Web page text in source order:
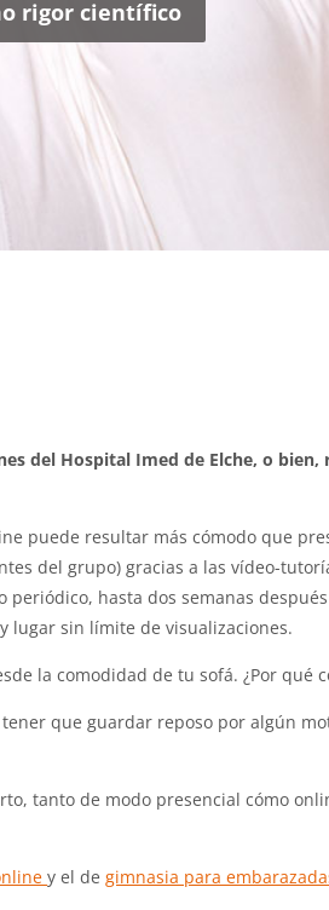
rigor científico
del Hospital Imed de Elche, o
puede resultar más cómodo que
del grupo) gracias a las vídeo-
hasta dos semanas
lugar sin límite de visualizaciones.
la comodidad de tu sofá. ¿Por qué
que guardar reposo por algún
tanto de modo presencial cómo
y el degimnasia para